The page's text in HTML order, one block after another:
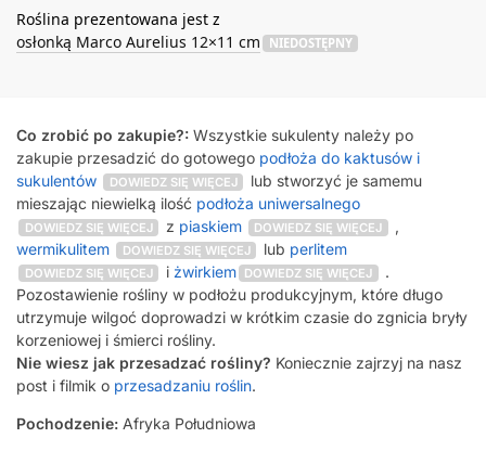
Roślina prezentowana jest z
osłonką Marco Aurelius 12×11 cm
NIEDOSTĘPNY
Co zrobić po zakupie?: Wszystkie sukulenty należy po
zakupie przesadzić do gotowego podłoża do kaktusów i
sukulentów
DOWIEDZ SIĘ WIĘCEJ
lub stworzyć je samemu
mieszając niewielką ilość podłoża uniwersalnego
DOWIEDZ SIĘ WIĘCEJ z piaskiem DOWIEDZ SIĘ WIĘCEJ
,
wermikulitem
DOWIEDZ SIĘ WIĘCEJ lub perlitem
DOWIEDZ SIĘ WIĘCEJ i żwirkiem DOWIEDZ SIĘ WIĘCEJ
.
Pozostawienie rośliny w podłożu produkcyjnym, które długo
utrzymuje wilgoć doprowadzi w krótkim czasie do zgnicia bryły
korzeniowej i śmierci rośliny.
Nie wiesz jak przesadzać rośliny? Koniecznie zajrzyj na nasz
post i filmik o przesadzaniu roślin.
Pochodzenie: Afryka Południowa